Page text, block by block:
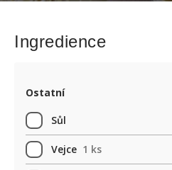
Ingredience
Ostatní
Sůl
Vejce 1 ks